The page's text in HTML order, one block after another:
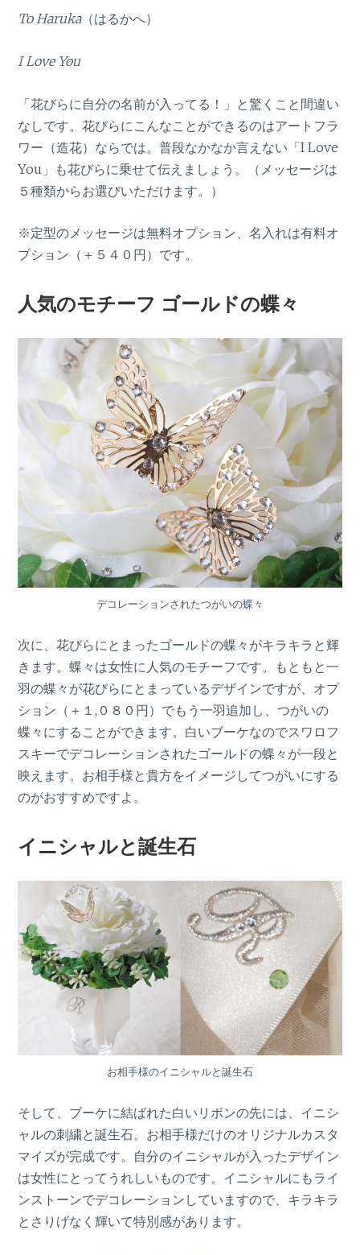
To Haruka（はるかへ）
I Love You
「花びらに自分の名前が入ってる！」と驚くこと間違い
なしです。花びらにこんなことができるのはアートフラ
ワー（造花）ならでは。普段なかなか言えない「I Love
You」も花びらに乗せて伝えましょう。（メッセージは
５種類からお選びいただけます。）
※定型のメッセージは無料オプション、名入れは有料オ
プション（＋５４０円）です。
人気のモチーフ ゴールドの蝶々
デコレーションされたつがいの蝶々
次に、花びらにとまったゴールドの蝶々がキラキラと輝
きます。蝶々は女性に人気のモチーフです。もともと一
羽の蝶々が花びらにとまっているデザインですが、オプ
ション（＋１,０８０円）でもう一羽追加し、つがいの
蝶々にすることができます。白いブーケなのでスワロフ
スキーでデコレーションされたゴールドの蝶々が一段と
映えます。お相手様と貴方をイメージしてつがいにする
のがおすすめですよ。
イニシャルと誕生石
お相手様のイニシャルと誕生石
そして、ブーケに結ばれた白いリボンの先には、イニシ
ャルの刺繍と誕生石。お相手様だけのオリジナルカスタ
マイズが完成です。自分のイニシャルが入ったデザイン
は女性にとってうれしいものです。イニシャルにもライ
ンストーンでデコレーションしていますので、キラキラ
とさりげなく輝いて特別感があります。